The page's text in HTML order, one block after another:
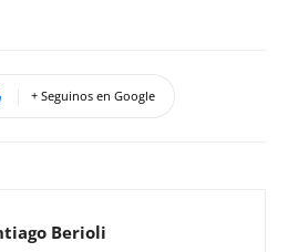
+ Seguinos en Google
Berioli